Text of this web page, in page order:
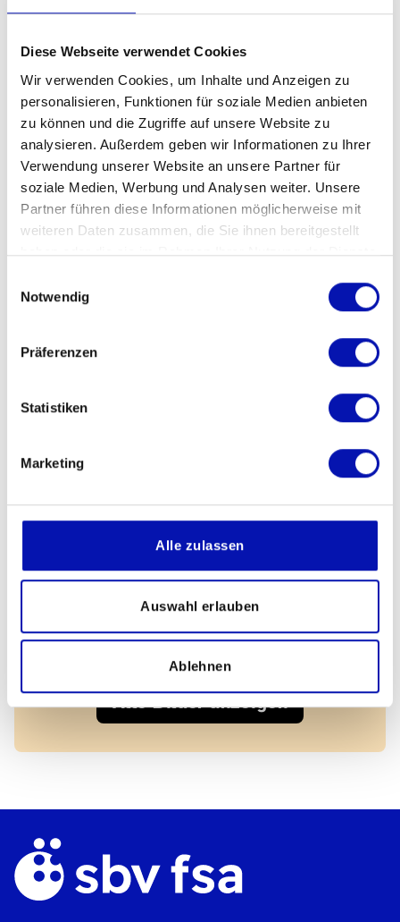
Diese Webseite verwendet Cookies
Wir verwenden Cookies, um Inhalte und Anzeigen zu
personalisieren, Funktionen für soziale Medien anbieten
zu können und die Zugriffe auf unsere Website zu
analysieren. Außerdem geben wir Informationen zu Ihrer
Verwendung unserer Website an unsere Partner für
soziale Medien, Werbung und Analysen weiter. Unsere
Partner führen diese Informationen möglicherweise mit
weiteren Daten zusammen, die Sie ihnen bereitgestellt
haben oder die sie im Rahmen Ihrer Nutzung der Dienste
Notwendig
Präferenzen
Statistiken
Marketing
Alle zulassen
Auswahl erlauben
Ablehnen
haben ihn alle erwischt!
Pünktlich zurück in Luzern
machten wir uns zufrieden auf
den Heimweg und liessen
diesen schönen, friedlichen Tag
nachklingen.
Alle Bilder anzeigen